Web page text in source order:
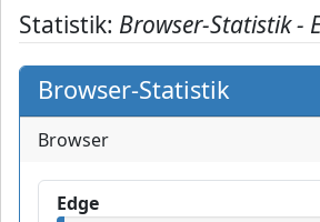
Statistik: Browser-Statistik -
Browser-Statistik
Browser
Edge